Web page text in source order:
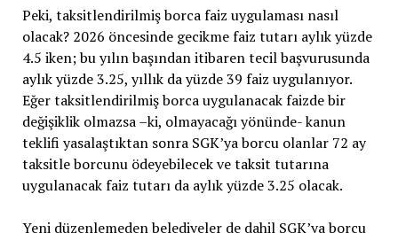
Peki, taksitlendirilmiş borca faiz uygulaması nasıl
olacak? 2026 öncesinde gecikme faiz tutarı aylık yüzde
4.5 iken; bu yılın başından itibaren tecil başvurusunda
aylık yüzde 3.25, yıllık da yüzde 39 faiz uygulanıyor.
Eğer taksitlendirilmiş borca uygulanacak faizde bir
değişiklik olmazsa –ki, olmayacağı yönünde- kanun
teklifi yasalaştıktan sonra SGK’ya borcu olanlar 72 ay
taksitle borcunu ödeyebilecek ve taksit tutarına
uygulanacak faiz tutarı da aylık yüzde 3.25 olacak.
Yeni düzenlemeden belediyeler de dahil SGK’ya borcu